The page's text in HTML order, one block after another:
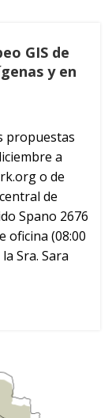
GIS de
y en
propuestas
a
o de
de
Spano 2676
oficina (08:00
Sra. Sara